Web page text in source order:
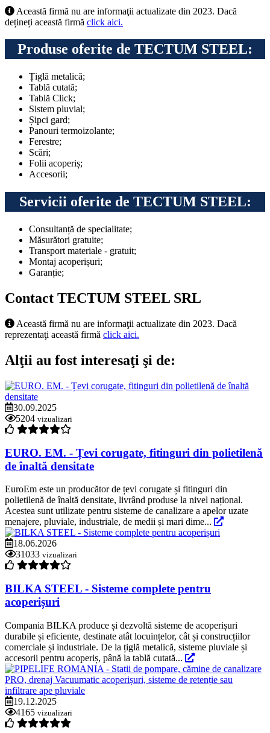
Această firmă nu are informaţii actualizate din 2023. Dacă
dețineți această firmă click aici.
Produse oferite de TECTUM STEEL:
Țiglă metalică;
Tablă cutată;
Tablă Click;
Sistem pluvial;
Șipci gard;
Panouri termoizolante;
Ferestre;
Scări;
Folii acoperiș;
Accesorii;
Servicii oferite de TECTUM STEEL:
Consultanță de specialitate;
Măsurători gratuite;
Transport materiale - gratuit;
Montaj acoperișuri;
Garanție;
Contact TECTUM STEEL SRL
Această firmă nu are informaţii actualizate din 2023. Dacă
reprezentaţi această firmă click aici.
Alţii au fost interesaţi şi de:
30.09.2025
5204 vizualizari
EURO. EM. - Țevi corugate, fitinguri din polietilenă
de înaltă densitate
EuroEm este un producător de țevi corugate și fitinguri din
polietilenă de înaltă densitate, livrând produse la nivel național.
Acestea sunt utilizate pentru sisteme de canalizare a apelor uzate
menajere, pluviale, industriale, de medii și mari dime...
18.06.2026
31033 vizualizari
BILKA STEEL - Sisteme complete pentru
acoperișuri
Compania BILKA produce și dezvoltă sisteme de acoperișuri
durabile și eficiente, destinate atât locuințelor, cât și construcțiilor
comerciale și industriale. De la țiglă metalică, sisteme pluviale și
accesorii pentru acoperiș, până la tablă cutată...
19.12.2025
4165 vizualizari